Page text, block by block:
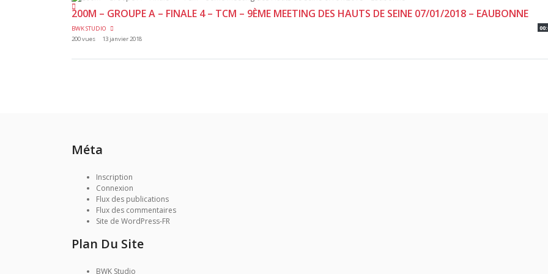
200M – GROUPE A – FINALE 4 – TCM – 9ÈME MEETING DES HAUTS DE SEINE 07/01/2018 – EAUBONNE
BWK STUDIO
200 vues
13 janvier 2018
Méta
Inscription
Connexion
Flux des publications
Flux des commentaires
Site de WordPress-FR
Plan Du Site
BWK Studio